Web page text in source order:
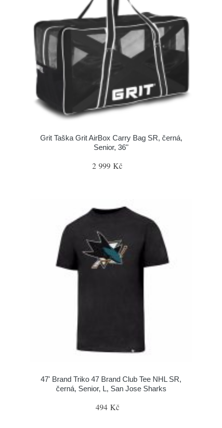
Grit Taška Grit AirBox Carry Bag SR, černá,
Senior, 36"
2 999 Kč
47' Brand Triko 47 Brand Club Tee NHL SR,
černá, Senior, L, San Jose Sharks
494 Kč